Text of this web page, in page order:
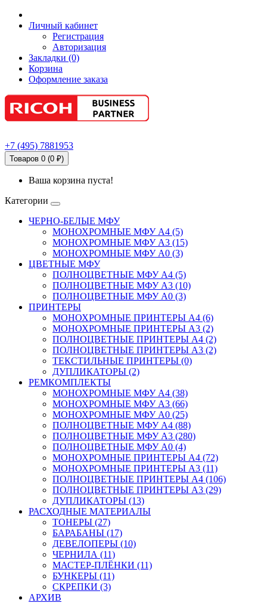
Личный кабинет
Регистрация
Авторизация
Закладки (0)
Корзина
Оформление заказа
+7 (495) 7881953
Товаров 0 (0 ₽)
Ваша корзина пуста!
Категории
ЧЕРНО-БЕЛЫЕ МФУ
МОНОХРОМНЫЕ МФУ А4 (5)
МОНОХРОМНЫЕ МФУ А3 (15)
МОНОХРОМНЫЕ МФУ А0 (3)
ЦВЕТНЫЕ МФУ
ПОЛНОЦВЕТНЫЕ МФУ А4 (5)
ПОЛНОЦВЕТНЫЕ МФУ А3 (10)
ПОЛНОЦВЕТНЫЕ МФУ А0 (3)
ПРИНТЕРЫ
МОНОХРОМНЫЕ ПРИНТЕРЫ А4 (6)
МОНОХРОМНЫЕ ПРИНТЕРЫ А3 (2)
ПОЛНОЦВЕТНЫЕ ПРИНТЕРЫ А4 (2)
ПОЛНОЦВЕТНЫЕ ПРИНТЕРЫ А3 (2)
ТЕКСТИЛЬНЫЕ ПРИНТЕРЫ (0)
ДУПЛИКАТОРЫ (2)
РЕМКОМПЛЕКТЫ
МОНОХРОМНЫЕ МФУ А4 (38)
МОНОХРОМНЫЕ МФУ А3 (66)
МОНОХРОМНЫЕ МФУ А0 (25)
ПОЛНОЦВЕТНЫЕ МФУ А4 (88)
ПОЛНОЦВЕТНЫЕ МФУ А3 (280)
ПОЛНОЦВЕТНЫЕ МФУ А0 (4)
МОНОХРОМНЫЕ ПРИНТЕРЫ А4 (72)
МОНОХРОМНЫЕ ПРИНТЕРЫ А3 (11)
ПОЛНОЦВЕТНЫЕ ПРИНТЕРЫ А4 (106)
ПОЛНОЦВЕТНЫЕ ПРИНТЕРЫ А3 (29)
ДУПЛИКАТОРЫ (13)
РАСХОДНЫЕ МАТЕРИАЛЫ
ТОНЕРЫ (27)
БАРАБАНЫ (17)
ДЕВЕЛОПЕРЫ (10)
ЧЕРНИЛА (11)
МАСТЕР-ПЛЁНКИ (11)
БУНКЕРЫ (11)
СКРЕПКИ (3)
АРХИВ